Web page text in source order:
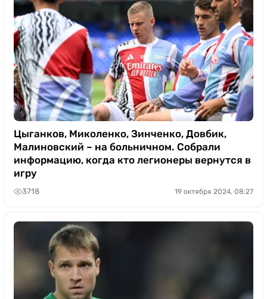
Цыганков, Миколенко, Зинченко, Довбик,
Малиновский – на больничном. Собрали
информацию, когда кто легионеры вернутся в
игру
3718 19 октября 2024, 08:27